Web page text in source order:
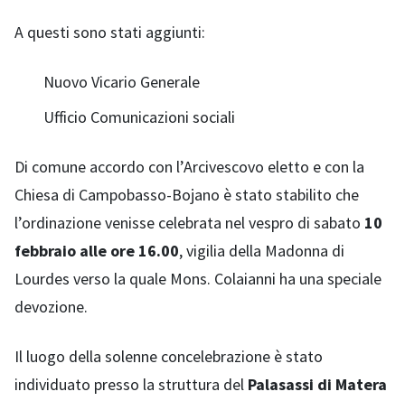
A questi sono stati aggiunti:
Nuovo Vicario Generale
Ufficio Comunicazioni sociali
Di comune accordo con l’Arcivescovo eletto e con la
Chiesa di Campobasso-Bojano è stato stabilito che
l’ordinazione venisse celebrata nel vespro di sabato 10
febbraio alle ore 16.00, vigilia della Madonna di
Lourdes verso la quale Mons. Colaianni ha una speciale
devozione.
Il luogo della solenne concelebrazione è stato
individuato presso la struttura del Palasassi di Matera